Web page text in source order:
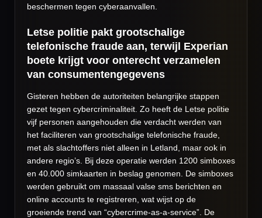
beschermen tegen cyberaanvallen.
Letse politie pakt grootschalige
telefonische fraude aan, terwijl Experian
boete krijgt voor onterecht verzamelen
van consumentengegevens
Gisteren hebben de autoriteiten belangrijke stappen
gezet tegen cybercriminaliteit. Zo heeft de Letse politie
vijf personen aangehouden die verdacht werden van
het faciliteren van grootschalige telefonische fraude,
met als slachtoffers niet alleen in Letland, maar ook in
andere regio’s. Bij deze operatie werden 1200 simboxes
en 40.000 simkaarten in beslag genomen. De simboxes
werden gebruikt om massaal valse sms berichten en
online accounts te registreren, wat wijst op de
groeiende trend van “cybercrime-as-a-service”. De